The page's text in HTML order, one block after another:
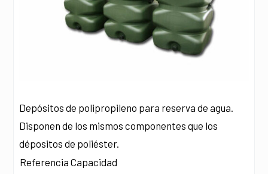
Depósitos de polipropileno para reserva de agua.
Disponen de los mismos componentes que los
dépositos de poliéster.
Referencia Capacidad